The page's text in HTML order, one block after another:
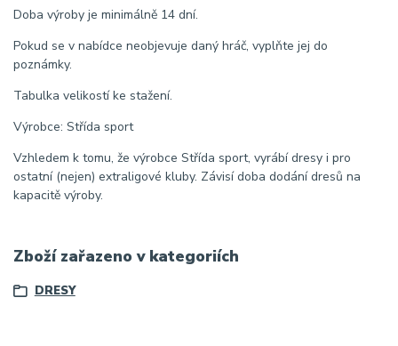
Doba výroby je minimálně 14 dní.
Pokud se v nabídce neobjevuje daný hráč, vyplňte jej do
poznámky.
Tabulka velikostí ke stažení.
Výrobce: Střída sport
Vzhledem k tomu, že výrobce Střída sport, vyrábí dresy i pro
ostatní (nejen) extraligové kluby. Závisí doba dodání dresů na
kapacitě výroby.
Zboží zařazeno v kategoriích
DRESY